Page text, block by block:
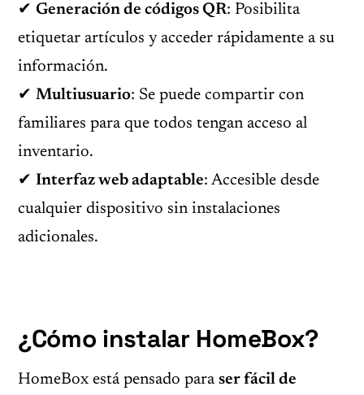
✔ Generación de códigos QR: Posibilita
etiquetar artículos y acceder rápidamente a su
información.
✔ Multiusuario: Se puede compartir con
familiares para que todos tengan acceso al
inventario.
✔ Interfaz web adaptable: Accesible desde
cualquier dispositivo sin instalaciones
adicionales.
¿Cómo instalar HomeBox?
HomeBox está pensado para ser fácil de